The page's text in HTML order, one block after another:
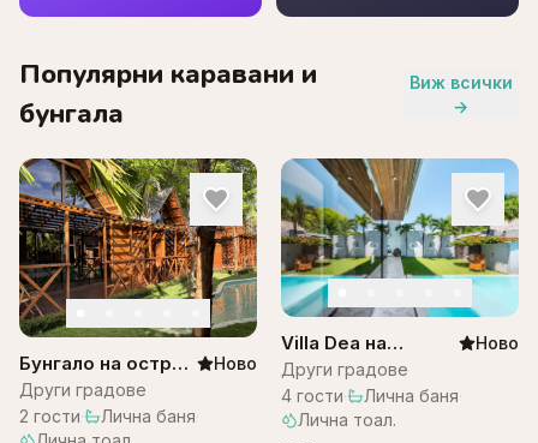
Популярни каравани и
бунгала
Виж всички
→
Бунгало на остров
Бали в комплекс
Bali Lagoon
Ново
Други градове
2 гости· Лична баня·
Villa Dea на
Остров Бали
Ново
Други градове
4 гости· Лична баня·
Лична тоал.